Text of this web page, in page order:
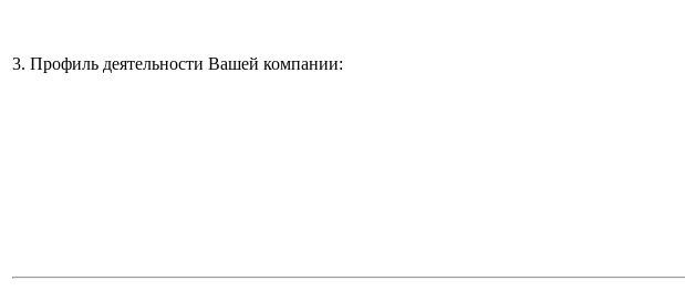
3. Профиль деятельности Вашей компании: